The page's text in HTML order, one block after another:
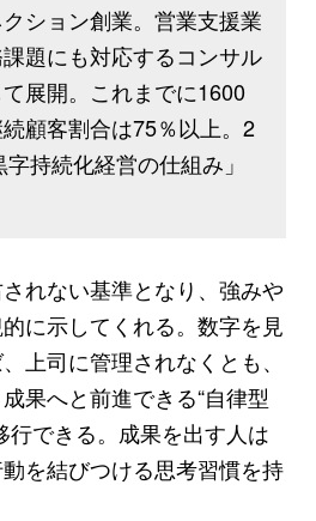
ション創業。営業支援業
題にも対応するコンサル
展開。これまでに1600
顧客割合は75％以上。2
持続化経営の仕組み」
れない基準となり、強みや
に示してくれる。数字を見
上司に管理されなくとも、
果へと前進できる“自律型
行できる。成果を出す人は
を結びつける思考習慣を持